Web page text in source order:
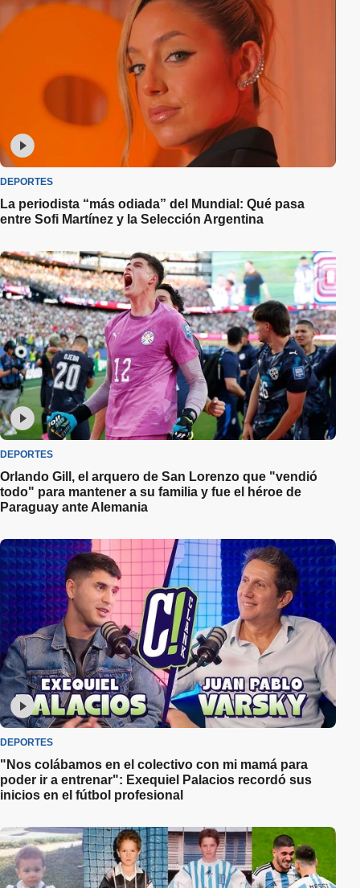
DEPORTES
La periodista “más odiada” del Mundial: Qué pasa
entre Sofi Martínez y la Selección Argentina
DEPORTES
Orlando Gill, el arquero de San Lorenzo que "vendió
todo" para mantener a su familia y fue el héroe de
Paraguay ante Alemania
DEPORTES
"Nos colábamos en el colectivo con mi mamá para
poder ir a entrenar": Exequiel Palacios recordó sus
inicios en el fútbol profesional